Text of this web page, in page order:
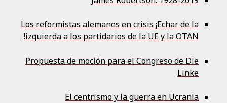
Los reformistas alemanes en crisis ¡Echar de la
izquierda a los partidarios de la UE y la OTAN!
Propuesta de moción para el Congreso de Die
Linke
El centrismo y la guerra en Ucrania